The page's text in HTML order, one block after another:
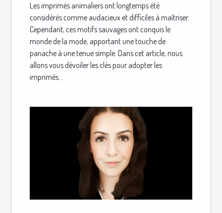
Les imprimés animaliers ont longtemps été
considérés comme audacieux et difficiles à maîtriser.
Cependant, ces motifs sauvages ont conquis le
monde de la mode, apportant une touche de
panache à une tenue simple. Dans cet article, nous
allons vous dévoiler les clés pour adopter les
imprimés...